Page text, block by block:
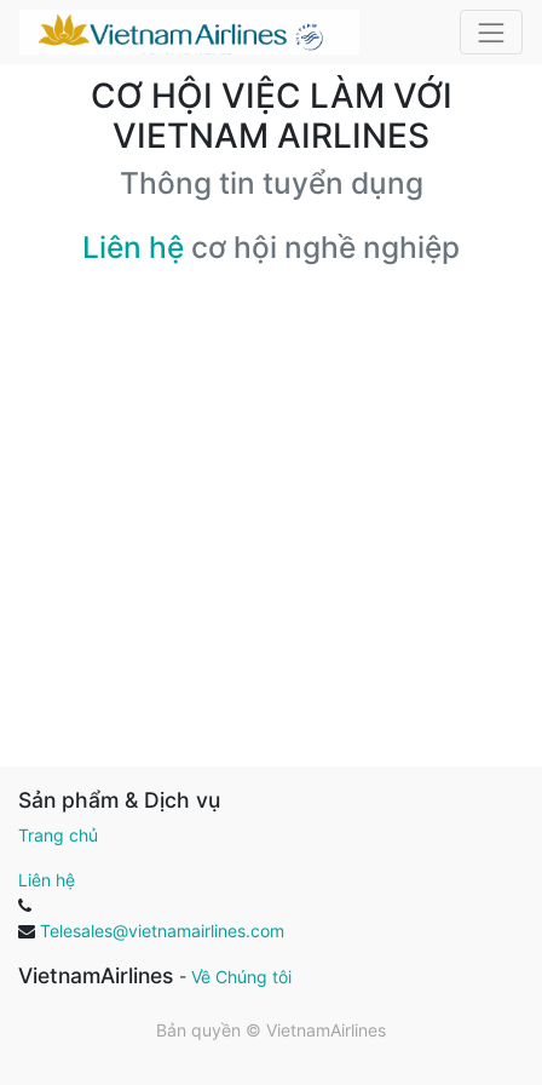
CƠ HỘI VIỆC LÀM VỚI
VIETNAM AIRLINES
Thông tin tuyển dụng
Liên hệ cơ hội nghề nghiệp
Sản phẩm & Dịch vụ
Trang chủ
Liên hệ
Telesales@vietnamairlines.com
VietnamAirlines - Về Chúng tôi
Bản quyền © VietnamAirlines